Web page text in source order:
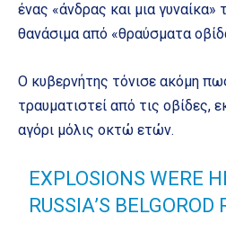
ένας «άνδρας και μια γυναίκα»
θανάσιμα από «θραύσματα
Ο κυβερνήτης τόνισε ακόμη
τραυματιστεί από τις οβίδες,
αγόρι μόλις οκτώ ετών.
EXPLOSIONS WERE
RUSSIA’S BELGOROD